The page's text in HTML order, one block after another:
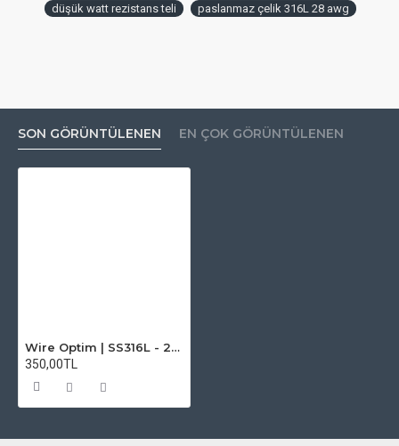
düşük watt rezistans teli
paslanmaz çelik 316L 28 awg
SON GÖRÜNTÜLENEN EN ÇOK GÖRÜNTÜLENEN
Wire Optim | SS316L - 28 GA Makara Rezistans Teli - 25 FT - Orijinal
350,00TL